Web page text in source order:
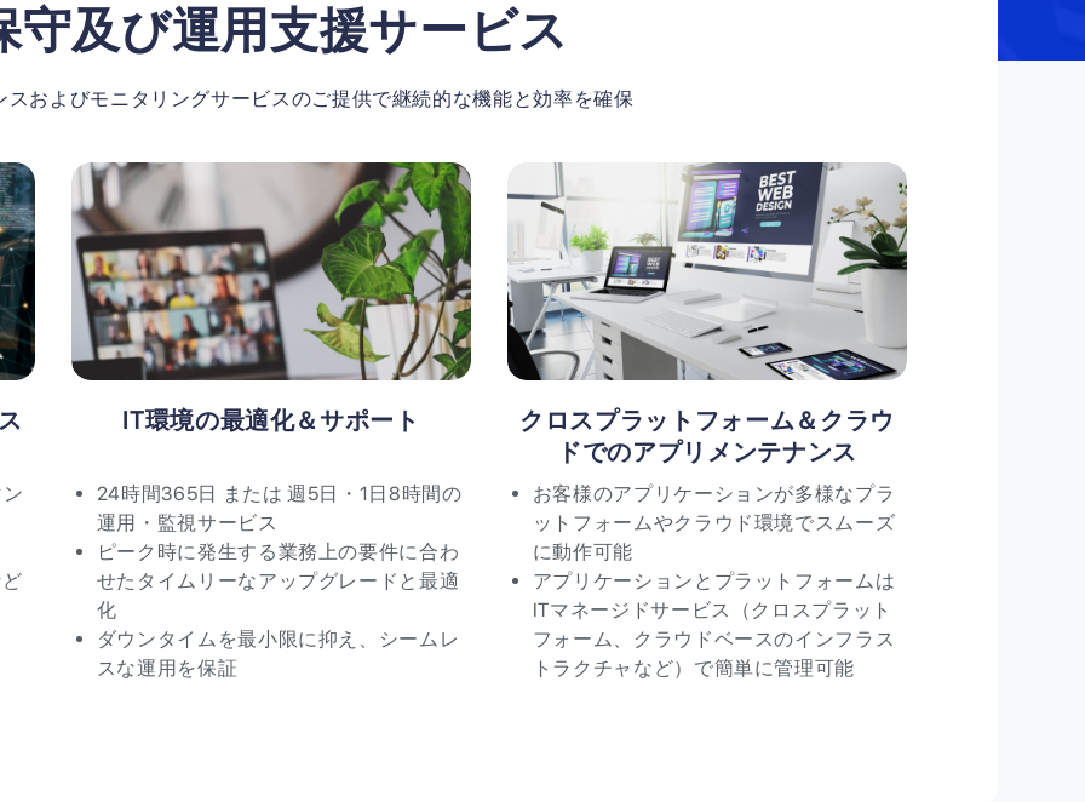
守及び運用支援サービス
スおよびモニタリングサービスのご提供で継続的な機能と効率を確保
IT環境の最適化＆サポート
24時間365日 または 週5日・1日8時間の
運用・監視サービス
ピーク時に発生する業務上の要件に合わ
せたタイムリーなアップグレードと最適
化
ダウンタイムを最小限に抑え、シームレ
スな運用を保証
クロスプラットフォーム＆クラウ
ドでのアプリメンテナンス
お客様のアプリケーションが多様なプラ
ットフォームやクラウド環境でスムーズ
に動作可能
アプリケーションとプラットフォームは
ITマネージドサービス（クロスプラット
フォーム、クラウドベースのインフラス
トラクチャなど）で簡単に管理可能